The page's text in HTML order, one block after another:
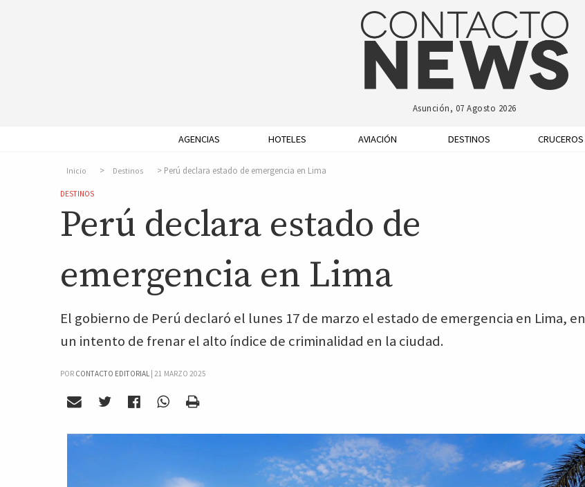
Asunción, 07 Agosto 2026
AGENCIAS HOTELES AVIACIÓN DESTINOS CRUCEROS
Inicio Destinos Perú declara estado de emergencia en Lima
DESTINOS
Perú declara estado de
emergencia en Lima
El gobierno de Perú declaró el lunes 17 de marzo el estado de emergencia en Lima, en
un intento de frenar el alto índice de criminalidad en la ciudad.
POR CONTACTO EDITORIAL | 21 MARZO 2025